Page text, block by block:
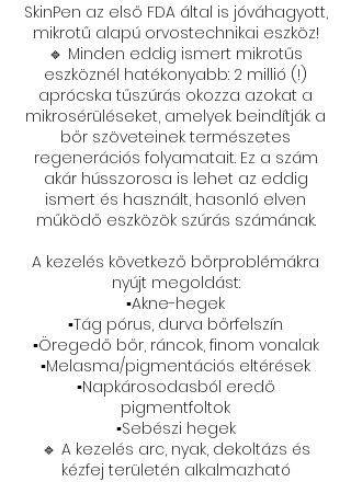
SkinPen az első FDA által is jóváhagyott,
mikrotű alapú orvostechnikai eszköz!
🔹 Minden eddig ismert mikrotűs
eszköznél hatékonyabb: 2 millió (!)
aprócska tűszúrás okozza azokat a
mikrosérüléseket, amelyek beindítják a
bőr szöveteinek természetes
regenerációs folyamatait. Ez a szám
akár hússzorosa is lehet az eddig
ismert és használt, hasonló elven
működő eszközök szúrás számának.⁣
A kezelés következő bőrproblémákra
nyújt megoldást:
▪️Akne-hegek
▪️Tág pórus, durva bőrfelszín
▪️Öregedő bőr, ráncok, finom vonalak
▪️Melasma/pigmentációs eltérések
▪️Napkárosodasból eredő
pigmentfoltok
▪️Sebészi hegek
🔹 A kezelés arc, nyak, dekoltázs és
kézfej területén alkalmazható